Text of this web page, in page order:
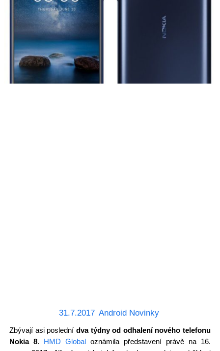
31.7.2017 Android Novinky
Zbývají asi poslední dva týdny od odhalení nového telefonu
Nokia 8. HMD Globaloznámila představení právě na 16.